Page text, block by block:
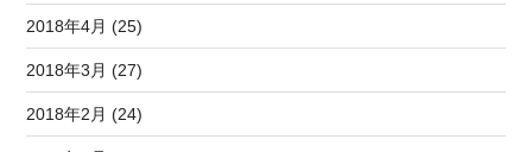
2018年4月 (25)
2018年3月 (27)
2018年2月 (24)